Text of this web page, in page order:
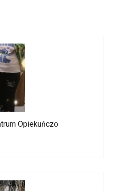
Opiekuńczo